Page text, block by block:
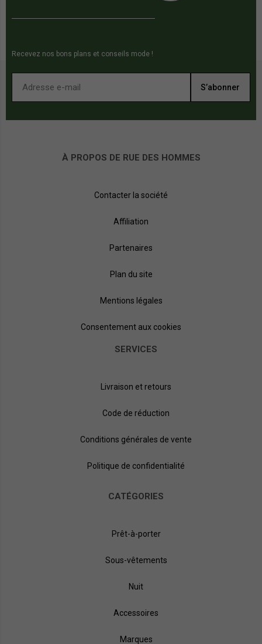
Recevez nos bons plans et conseils mode !
S’abonner
À PROPOS DE RUE DES HOMMES
Contacter la société
Affiliation
Partenaires
Plan du site
Mentions légales
Consentement aux cookies
SERVICES
Livraison et retours
Code de réduction
Conditions générales de vente
Politique de confidentialité
CATÉGORIES
Prêt-à-porter
Sous-vêtements
Nuit
Accessoires
Marques